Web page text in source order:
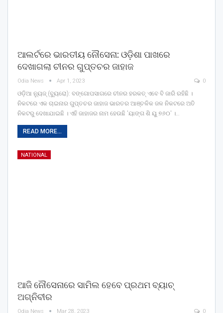
ଆଲର୍ଟରେ ଭାରତୀୟ ନୌସେନା: ଓଡ଼ିଶା ପାଖରେ
ଦେଖାଗଲା ଚୀନର ଗୁପ୍ତଚର ଜାହାଜ
Odia News Apr 1, 2023 0
ଓଡ଼ିଆ ନ୍ୟୁଜ୍ (ବ୍ୟୁରୋ): ବଙ୍ଗୋପସାଗରେ ଚୀନର ହରକତ୍ ଏବେ ବି ଜାରି ରହିଛି ।
ନିକଟରେ ଏକ ଚାଇନାର ଗୁପ୍ତଚର ଜାହାଜ ଭାରତର ଆଞ୍ଚଳିକ ଜଳ ନିକଟରେ ଅତି
ନିକଟରୁ ଦେଖାଯାଇଛି । ଏହି ଜାହାଜର ନାମ ହେଉଛି 'ୟାଙ୍ଗ ଶି ୟୁ ୭୬୦' ।…
READ MORE...
NATIONAL
ଆଜି ନୌସେନାରେ ସାମିଲ ହେବେ ପ୍ରଥମ ବ୍ୟାଚ୍
ଅଗ୍ନିବୀର
Odia News Mar 28, 2023 0